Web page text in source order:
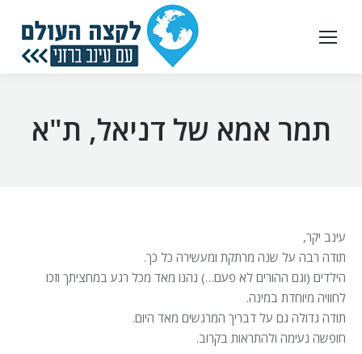
תמר אמא של דניאל, ת"א
עינב יקר,
תודה רבה על שנה מרתקת ומעשירה כל כך.
הילדים (וגם ההורים לא פעם…) נהנו מאד מכל רגע במחציתך וזכו
לחוויה מיוחדת במינה.
תודה גדולה גם על דבריך המרגשים מאד היום.
חופשה נעימה ולהתראות בקרוב.